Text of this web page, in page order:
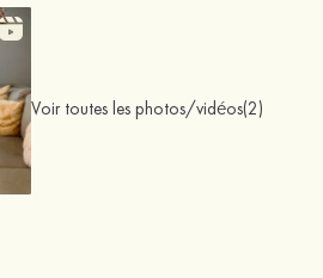
Voir toutes les photos/vidéos(2)